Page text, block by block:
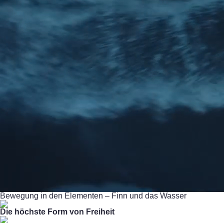
Bewegung in den Elementen – Finn und das Wasser
Die höchste Form von Freiheit